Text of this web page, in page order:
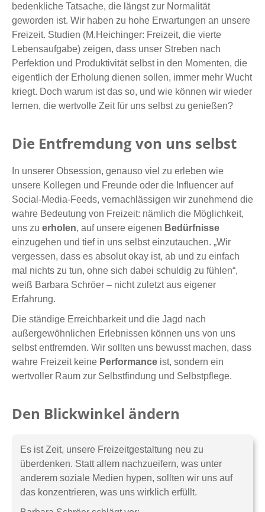
bedenkliche Tatsache, die längst zur Normalität
geworden ist. Wir haben zu hohe Erwartungen an unsere
Freizeit. Studien (M.Heichinger: Freizeit, die vierte
Lebensaufgabe) zeigen, dass unser Streben nach
Perfektion und Produktivität selbst in den Momenten, die
eigentlich der Erholung dienen sollen, immer mehr Wucht
kriegt. Doch warum ist das so, und wie können wir wieder
lernen, die wertvolle Zeit für uns selbst zu genießen?
Die Entfremdung von uns selbst
In unserer Obsession, genauso viel zu erleben wie
unsere Kollegen und Freunde oder die Influencer auf
Social-Media-Feeds, vernachlässigen wir zunehmend die
wahre Bedeutung von Freizeit: nämlich die Möglichkeit,
uns zu erholen, auf unsere eigenen Bedürfnisse
einzugehen und tief in uns selbst einzutauchen. „Wir
vergessen, dass es absolut okay ist, ab und zu einfach
mal nichts zu tun, ohne sich dabei schuldig zu fühlen“,
weiß Barbara Schröer – nicht zuletzt aus eigener
Erfahrung.
Die ständige Erreichbarkeit und die Jagd nach
außergewöhnlichen Erlebnissen können uns von uns
selbst entfremden. Wir sollten uns bewusst machen, dass
wahre Freizeit keine Performance ist, sondern ein
wertvoller Raum zur Selbstfindung und Selbstpflege.
Den Blickwinkel ändern
Es ist Zeit, unsere Freizeitgestaltung neu zu
überdenken. Statt allem nachzueifern, was unter
anderem soziale Medien hypen, sollten wir uns auf
das konzentrieren, was uns wirklich erfüllt.